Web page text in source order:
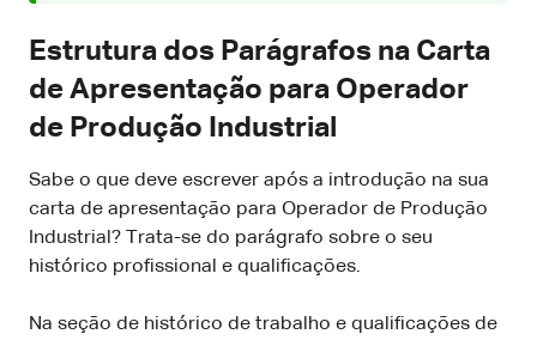
Estrutura dos Parágrafos na Carta
de Apresentação para Operador
de Produção Industrial
Sabe o que deve escrever após a introdução na sua
carta de apresentação para Operador de Produção
Industrial? Trata-se do parágrafo sobre o seu
histórico profissional e qualificações.
Na seção de histórico de trabalho e qualificações de